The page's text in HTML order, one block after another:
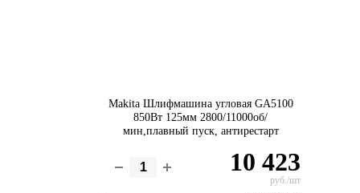
Makita Шлифмашина угловая GA5100
850Вт 125мм 2800/11000об/
мин,плавный пуск, антирестарт
10 423
руб./шт